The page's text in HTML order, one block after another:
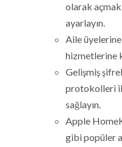
olarak
ayarlayın.
Aile
hizmetlerine
Gelişmiş
protokolleri
sağlayın.
Apple
gibi popüler